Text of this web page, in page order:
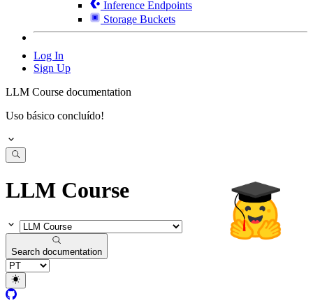
Inference Endpoints
Storage Buckets
Log In
Sign Up
LLM Course documentation
Uso básico concluído!
LLM Course
Search documentation